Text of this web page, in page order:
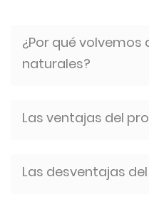
¿Por qué
naturales?
Las ventajas del
Las desventajas